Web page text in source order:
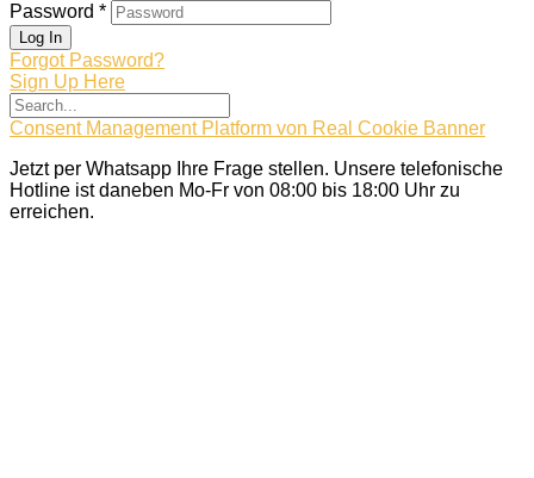
Password *
Log In
Forgot Password?
Sign Up Here
Consent Management Platform von Real Cookie Banner
Jetzt per Whatsapp Ihre Frage stellen. Unsere telefonische
Hotline ist daneben Mo-Fr von 08:00 bis 18:00 Uhr zu
erreichen.